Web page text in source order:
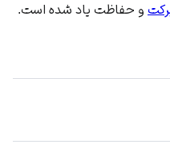
و حفاظت یاد شده است.